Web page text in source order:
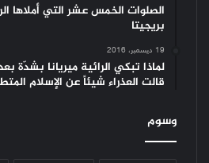
الصلوات الخمس عشر التي أملاها
بريجيتا
19 ديسمبر، 2016
لماذا تبكي الرائية ميريانا بشدّة
قالت العذراء شيئاً عن الإسلام
وسوم